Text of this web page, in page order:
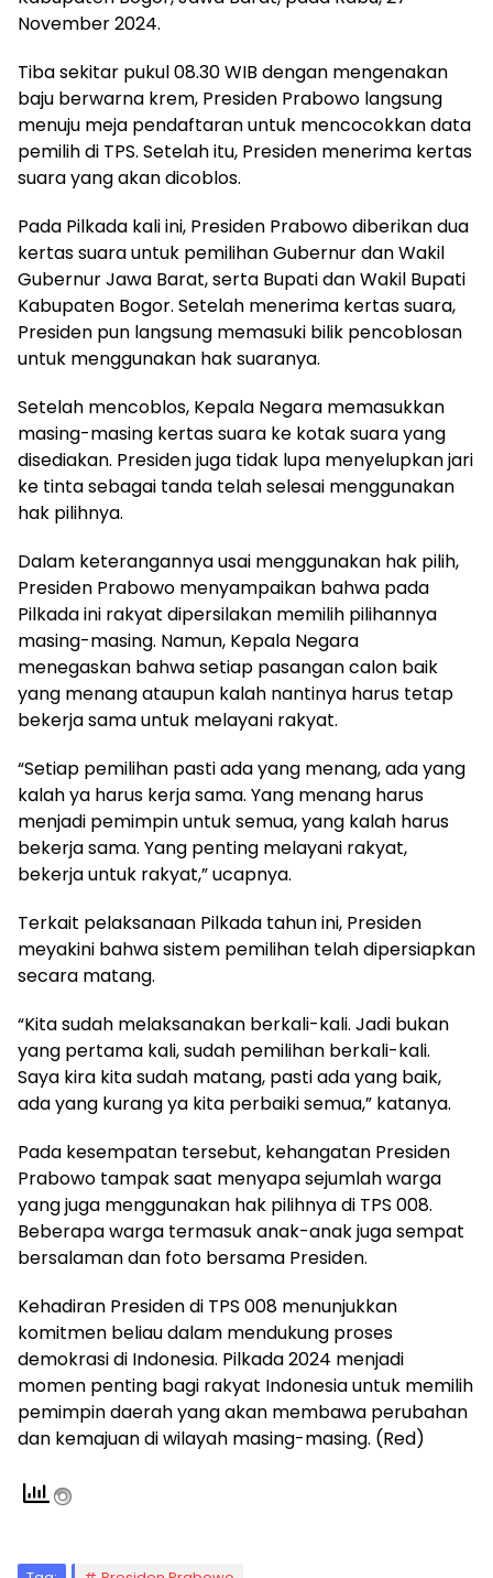
November 2024.
Tiba sekitar pukul 08.30 WIB dengan mengenakan
baju berwarna krem, Presiden Prabowo langsung
menuju meja pendaftaran untuk mencocokkan data
pemilih di TPS. Setelah itu, Presiden menerima kertas
suara yang akan dicoblos.
Pada Pilkada kali ini, Presiden Prabowo diberikan dua
kertas suara untuk pemilihan Gubernur dan Wakil
Gubernur Jawa Barat, serta Bupati dan Wakil Bupati
Kabupaten Bogor. Setelah menerima kertas suara,
Presiden pun langsung memasuki bilik pencoblosan
untuk menggunakan hak suaranya.
Setelah mencoblos, Kepala Negara memasukkan
masing-masing kertas suara ke kotak suara yang
disediakan. Presiden juga tidak lupa menyelupkan jari
ke tinta sebagai tanda telah selesai menggunakan
hak pilihnya.
Dalam keterangannya usai menggunakan hak pilih,
Presiden Prabowo menyampaikan bahwa pada
Pilkada ini rakyat dipersilakan memilih pilihannya
masing-masing. Namun, Kepala Negara
menegaskan bahwa setiap pasangan calon baik
yang menang ataupun kalah nantinya harus tetap
bekerja sama untuk melayani rakyat.
“Setiap pemilihan pasti ada yang menang, ada yang
kalah ya harus kerja sama. Yang menang harus
menjadi pemimpin untuk semua, yang kalah harus
bekerja sama. Yang penting melayani rakyat,
bekerja untuk rakyat,” ucapnya.
Terkait pelaksanaan Pilkada tahun ini, Presiden
meyakini bahwa sistem pemilihan telah dipersiapkan
secara matang.
“Kita sudah melaksanakan berkali-kali. Jadi bukan
yang pertama kali, sudah pemilihan berkali-kali.
Saya kira kita sudah matang, pasti ada yang baik,
ada yang kurang ya kita perbaiki semua,” katanya.
Pada kesempatan tersebut, kehangatan Presiden
Prabowo tampak saat menyapa sejumlah warga
yang juga menggunakan hak pilihnya di TPS 008.
Beberapa warga termasuk anak-anak juga sempat
bersalaman dan foto bersama Presiden.
Kehadiran Presiden di TPS 008 menunjukkan
komitmen beliau dalam mendukung proses
demokrasi di Indonesia. Pilkada 2024 menjadi
momen penting bagi rakyat Indonesia untuk memilih
pemimpin daerah yang akan membawa perubahan
dan kemajuan di wilayah masing-masing. (Red)